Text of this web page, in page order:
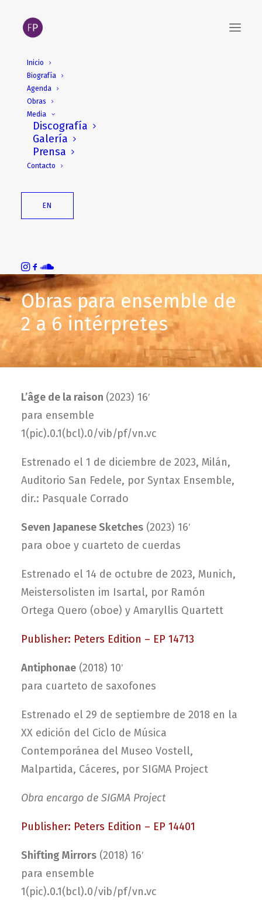
Inicio
Biografía
Agenda
Obras
Media
Discografía
Galería
Prensa
Contacto
EN
Obras para ensemble de
2 a 6 intérpretes
L’âge de la raison (2023) 16′
para ensemble
1(pic).0.1(bcl).0/vib/pf/vn.vc
Estrenado el 1 de diciembre de 2023, Milán,
Auditorio San Fedele, por Syntax Ensemble,
dir.: Pasquale Corrado
Seven Japanese Sketches (2023) 16′
para oboe y cuarteto de cuerdas
Estrenado el 14 de octubre de 2023, Munich,
Meistersolisten im Isartal, por Ramón
Ortega Quero (oboe) y Amaryllis Quartett
Publisher: Peters Edition – EP 14713
Antiphonae (2018) 10′
para cuarteto de saxofones
Estrenado el 29 de septiembre de 2018 en la
XX edición del Ciclo de Música
Contemporánea del Museo Vostell,
Malpartida, Cáceres, por SIGMA Project
Obra encargo de SIGMA Project
Publisher: Peters Edition – EP 14401
Shifting Mirrors (2018) 16′
para ensemble
1(pic).0.1(bcl).0/vib/pf/vn.vc